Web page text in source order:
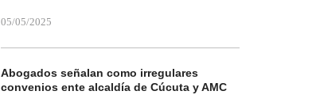
05/05/2025
Abogados señalan como irregulares
convenios ente alcaldía de Cúcuta y AMC